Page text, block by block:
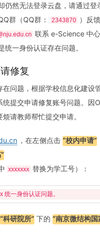
仍然无法登录云盘，请通过登
群（QQ群：
2343870
）反
联系 e-Science 中
统一身份认证存在问题。
修复
在问题，根据学校信息化建设
统提交申请修复账号问题。因
请教师帮忙提交申请。
，在左侧点击 “校内申请”
xxxxxxx 替换为学工号）：
“科研院所” 下的 “南京微结构国